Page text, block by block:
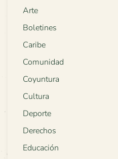
Arte
Boletines
Caribe
Comunidad
Coyuntura
Cultura
Deporte
Derechos
Educación